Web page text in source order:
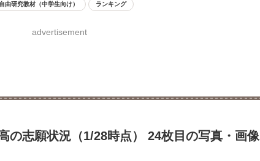
自由研究教材（中学生向け） ランキング
advertisement
の志願状況（1/28時点） 24枚目の写真・画像